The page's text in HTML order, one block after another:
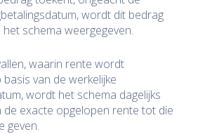
wordt dit bedrag
het schema weergegeven.
waarin rente wordt
van de werkelijke
wordt het schema dagelijks
de exacte opgelopen rente tot die
geven.